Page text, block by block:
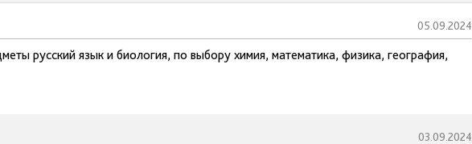
05.09.2024
русский язык и биология, по выбору химия, математика, физика, география,
03.09.2024